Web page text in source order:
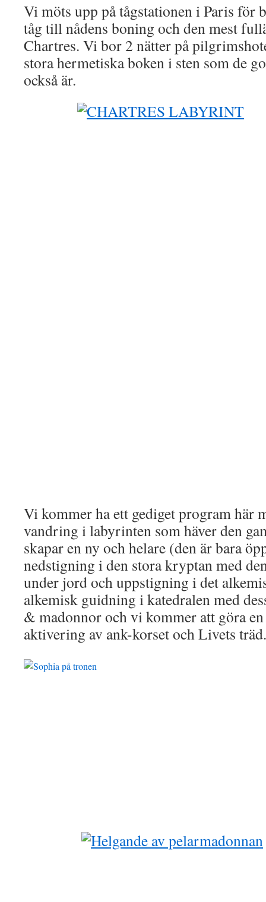
Vi möts upp på tågstationen i Paris för
tåg till nådens boning och den mest
Chartres. Vi bor 2 nätter på
stora hermetiska boken i sten som de
också är.
Vi kommer ha ett gediget program här
vandring i labyrinten som häver den
skapar en ny och helare (den är bara
nedstigning i den stora kryptan med
under jord och uppstigning i det
alkemisk guidning i katedralen med
& madonnor och vi kommer att göra
aktivering av ank-korset och Livets träd.